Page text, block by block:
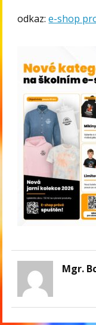
odkaz:e-shop
Mgr.